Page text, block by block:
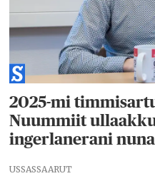
2025-mi
Nuummiit
ingerlanerani
USSASSAARUT